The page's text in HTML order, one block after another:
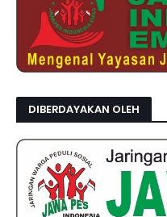
DIBERDAYAKAN OLEH